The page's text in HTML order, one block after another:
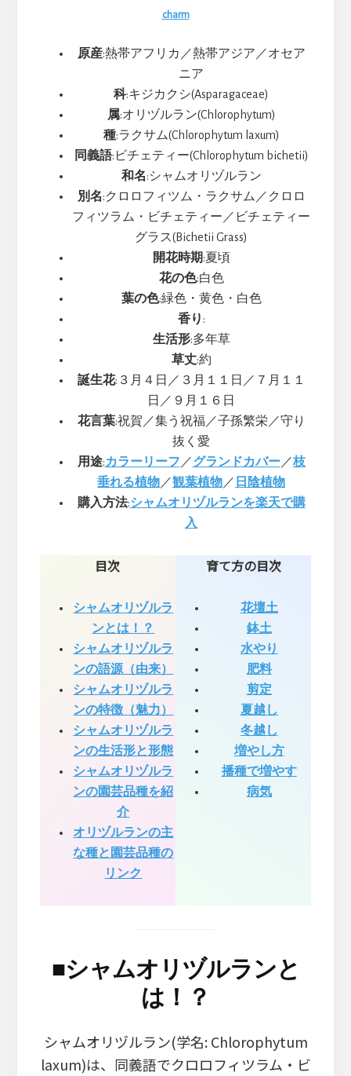
charm
原産:熱帯アフリカ／熱帯アジア／オセア
ニア
科:キジカクシ(Asparagaceae)
属:オリヅルラン(Chlorophytum)
種:ラクサム(Chlorophytum laxum)
同義語:ビチェティー(Chlorophytum bichetii)
和名:シャムオリヅルラン
別名:クロロフィツム・ラクサム／クロロ
フィツラム・ビチェティー／ビチェティー
グラス(Bichetii Grass)
開花時期:夏頃
花の色:白色
葉の色:緑色・黄色・白色
香り :
生活形:多年草
草丈:約
誕生花:３月４日／３月１１日／７月１１
日／９月１６日
花言葉:祝賀／集う祝福／子孫繁栄／守り
抜く愛
用途:カラーリーフ ／グランドカバー／枝
垂れる植物 ／観葉植物 ／ 日陰植物
購入方法:シャムオリヅルランを楽天で購
入
目次
シャムオリヅルラ
ンとは！？
シャムオリヅルラ
ンの語源（由来）
シャムオリヅルラ
ンの特徴（魅力）
シャムオリヅルラ
ンの生活形と形態
シャムオリヅルラ
ンの園芸品種を紹
介
オリヅルランの主
な種と園芸品種の
リンク
育て方の目次
花壇土
鉢土
水やり
肥料
剪定
夏越し
冬越し
増やし方
播種で増やす
病気
■シャムオリヅルランと
は！？
シャムオリヅルラン(学名: Chlorophytum
laxum)は、同義語でクロロフィツラム・ビ